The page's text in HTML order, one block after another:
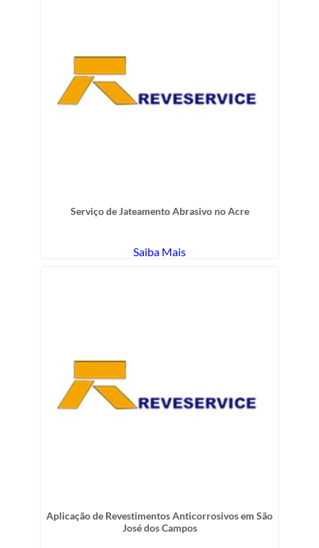
Serviço de Jateamento Abrasivo no Acre
Saiba Mais
Aplicação de Revestimentos Anticorrosivos em São
José dos Campos